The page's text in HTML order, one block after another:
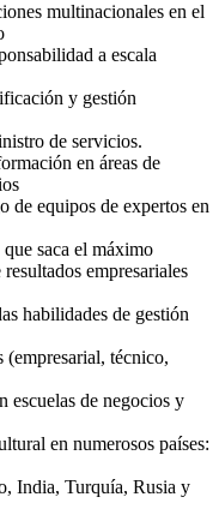
multinacionales en el
a escala
y gestión
de servicios.
en áreas de
de equipos de expertos en
saca el máximo
empresariales
habilidades de gestión
técnico,
escuelas de negocios y
en numerosos países:
India, Turquía, Rusia y